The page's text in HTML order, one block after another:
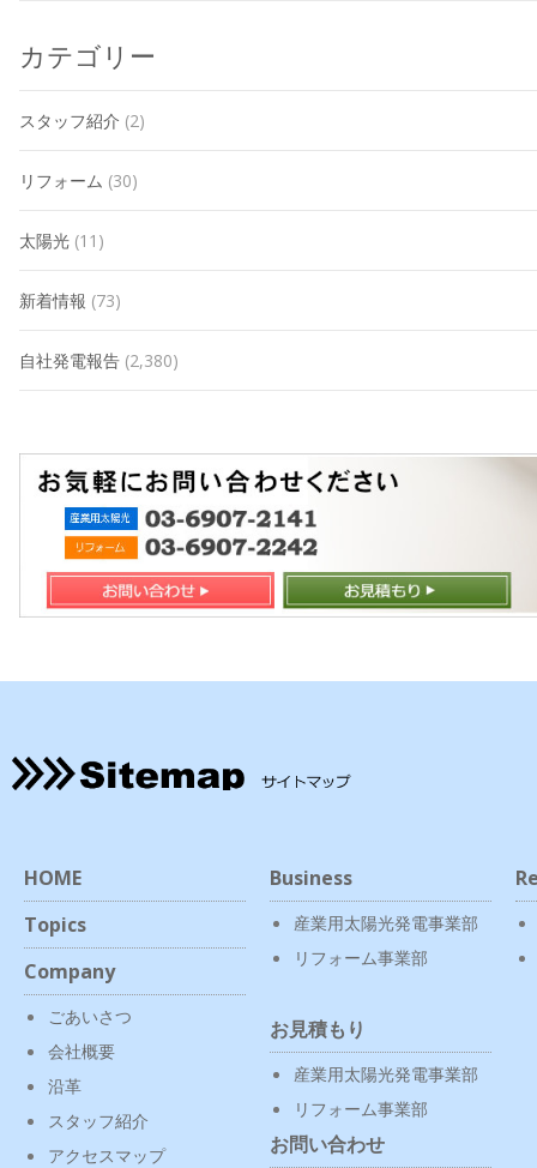
カテゴリー
スタッフ紹介 (2)
リフォーム (30)
太陽光 (11)
新着情報 (73)
自社発電報告 (2,380)
HOME
Topics
Company
ごあいさつ
会社概要
沿革
スタッフ紹介
アクセスマップ
Business
産業用太陽光発電事業部
リフォーム事業部
お見積もり
産業用太陽光発電事業部
リフォーム事業部
お問い合わせ